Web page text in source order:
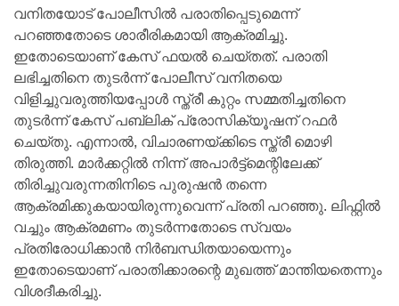
വനിതയോട് പോലീസില്‍ പരാതിപ്പെടുമെന്ന്
പറഞ്ഞതോടെ ശാരീരികമായി ആക്രമിച്ചു.
ഇതോടെയാണ് കേസ് ഫയല്‍ ചെയ്തത്. പരാതി
ലഭിച്ചതിനെ തുടര്‍ന്ന് പോലീസ് വനിതയെ
വിളിച്ചുവരുത്തിയപ്പോള്‍ സ്ത്രീ കുറ്റം സമ്മതിച്ചതിനെ
തുടര്‍ന്ന് കേസ് പബ്ലിക് പ്രോസിക്യൂഷന് റഫര്‍
ചെയ്തു. എന്നാല്‍, വിചാരണയ്ക്കിടെ സ്ത്രീ മൊഴി
തിരുത്തി. മാര്‍ക്കറ്റില്‍ നിന്ന് അപാര്‍ട്ട്മെന്റിലേക്ക്
തിരിച്ചുവരുന്നതിനിടെ പുരുഷന്‍ തന്നെ
ആക്രമിക്കുകയായിരുന്നുവെന്ന് പ്രതി പറഞ്ഞു. ലിഫ്റ്റില്‍
വച്ചും ആക്രമണം തുടര്‍ന്നതോടെ സ്വയം
പ്രതിരോധിക്കാന്‍ നിര്‍ബന്ധിതയായെന്നും
ഇതോടെയാണ് പരാതിക്കാരന്റെ മുഖത്ത് മാന്തിയതെന്നും
വിശദീകരിച്ചു.